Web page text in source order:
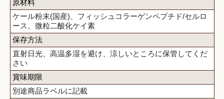
原材料
ケール粉末(国産)、フィッシュコラーゲンペプチド/セルロ
ース、微粒二酸化ケイ素
保存方法
直射日光、高温多湿を避け、涼しいところに保管してくだ
さい
賞味期限
別途商品ラベルに記載